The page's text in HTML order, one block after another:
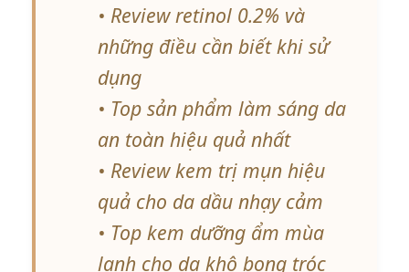
• Review retinol 0.2% và
những điều cần biết khi sử
dụng
• Top sản phẩm làm sáng da
an toàn hiệu quả nhất
• Review kem trị mụn hiệu
quả cho da dầu nhạy cảm
• Top kem dưỡng ẩm mùa
lạnh cho da khô bong tróc